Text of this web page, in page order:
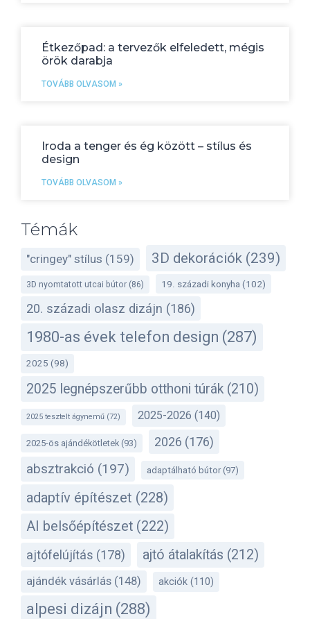
Étkezőpad: a tervezők elfeledett, mégis
örök darabja
TOVÁBB OLVASOM »
Iroda a tenger és ég között – stílus és
design
TOVÁBB OLVASOM »
Témák
"cringey" stílus (159) 3D dekorációk (239)
3D nyomtatott utcai bútor (86) 19. századi konyha (102)
20. századi olasz dizájn (186)
1980-as évek telefon design (287)
2025 (98)
2025 legnépszerűbb otthoni túrák (210)
2025 tesztelt ágynemű (72) 2025-2026 (140)
2025-ös ajándékötletek (93) 2026 (176)
absztrakció (197) adaptálható bútor(97)
adaptív építészet (228)
AI belsőépítészet (222)
ajtófelújítás (178) ajtó átalakítás (212)
ajándék vásárlás (148) akciók (110)
alpesi dizájn (288)